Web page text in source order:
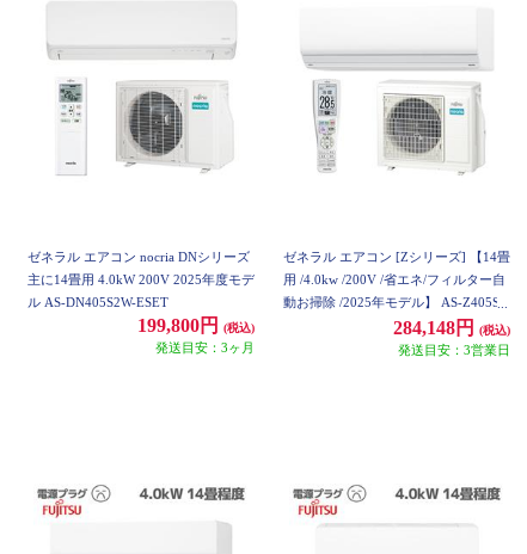
ゼネラル エアコン nocria DNシリーズ
主に14畳用 4.0kW 200V 2025年度モデ
ル AS-DN405S2W-ESET
199,800円 (税込)
発送目安：3ヶ月
ゼネラル エアコン [Zシリーズ] 【14畳
用 /4.0kw /200V /省エネ/フィルター自
動お掃除 /2025年モデル】 AS-Z405S2
284,148円 (税込)
発送目安：3営業日